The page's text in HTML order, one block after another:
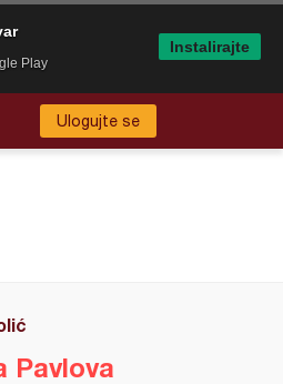
Ulogujte se
Pavlova
Play
Instalirajte